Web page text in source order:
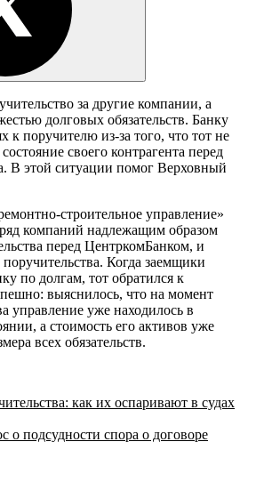
за другие компании, а
долговых обязательств. Банку
к поручителю из-за того, что тот не
своего контрагента перед
В этой ситуации помог Верховный
строительное управление»
компаний надлежащим образом
перед ЦентркомБанком, и
Когда заемщики
по долгам, тот обратился к
выяснилось, что на момент
управление уже находилось в
а стоимость его активов уже
всех обязательств.
как их оспаривают в судах
о подсудности спора о договоре